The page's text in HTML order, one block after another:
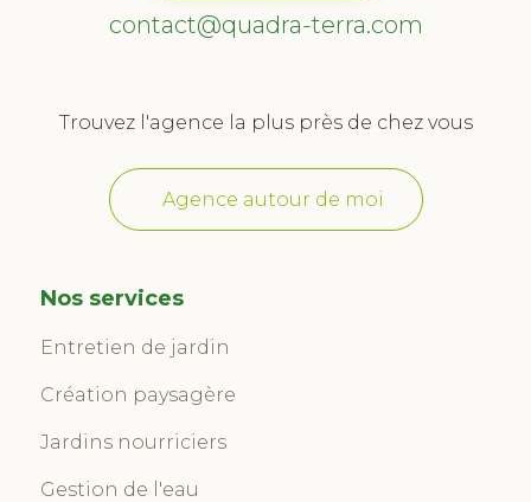
contact@quadra-terra.com
Trouvez l'agence la plus près de chez vous
Agence autour de moi
Nos services
Entretien de jardin
Création paysagère
Jardins nourriciers
Gestion de l'eau